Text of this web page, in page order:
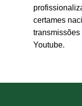
certames
Youtube.